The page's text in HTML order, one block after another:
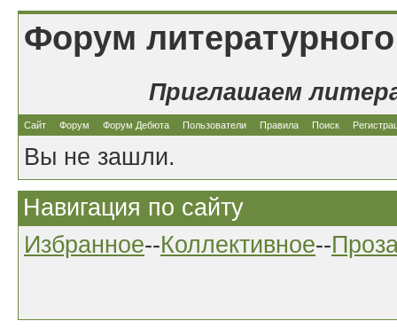
Форум
Приглашаем
Сайт Форум Форум Дебюта Пользователи Правила Поиск
Вы не зашли.
Навигация по сайту
Избранное--Коллективное--